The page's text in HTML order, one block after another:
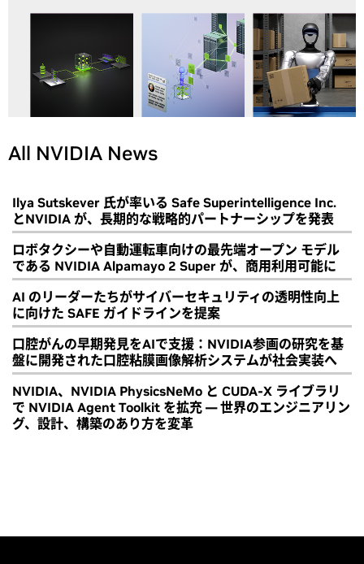
All NVIDIA News
Ilya Sutskever 氏が率いる Safe Superintelligence Inc.
とNVIDIA が、長期的な戦略的パートナーシップを発表
ロボタクシーや自動運転車向けの最先端オープン モデル
である NVIDIA Alpamayo 2 Super が、商用利用可能に
AI のリーダーたちがサイバーセキュリティの透明性向上
に向けた SAFE ガイドラインを提案
口腔がんの早期発見をAIで支援：NVIDIA参画の研究を基
盤に開発された口腔粘膜画像解析システムが社会実装へ
NVIDIA、NVIDIA PhysicsNeMo と CUDA-X ライブラリ
で NVIDIA Agent Toolkit を拡充 ― 世界のエンジニアリン
グ、設計、構築のあり方を変革